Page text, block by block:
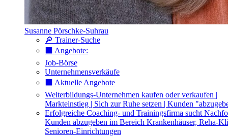
Susanne Pörschke-Suhrau
🔎 Trainer-Suche
⬛️ Angebote:
Job-Börse
Unternehmensverkäufe
⬛️ Aktuelle Angebote
Weiterbildungs-Unternehmen kaufen oder verkaufen |
Markteinstieg | Sich zur Ruhe setzen | Kunden
Erfolgreiche Coaching- und Trainingsfirma sucht
Kunden abzugeben im Bereich Krankenhäuser, Reha-
Senioren-Einrichtungen